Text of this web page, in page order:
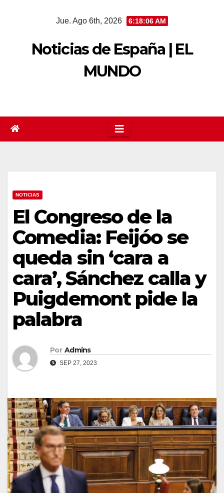
Jue. Ago 6th, 2026 6:18:07 AM
Noticias de España | EL
MUNDO
NOTICIAS
El Congreso de la
Comedia: Feijóo se
queda sin ‘cara a
cara’, Sánchez calla y
Puigdemont pide la
palabra
Por Admins
SEP 27, 2023